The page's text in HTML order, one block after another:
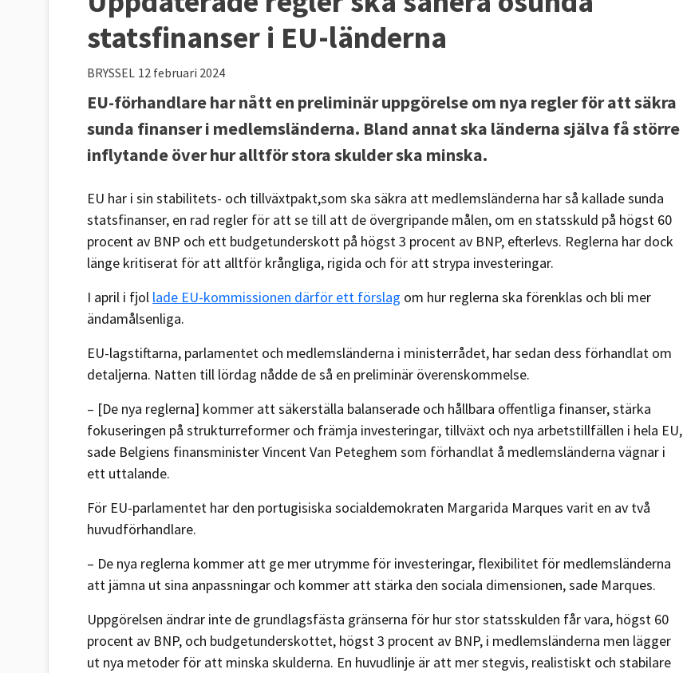
statsfinanser i EU-länderna
BRYSSEL 12 februari 2024
EU-förhandlare har nått en preliminär uppgörelse om nya regler för att säkra
sunda finanser i medlemsländerna. Bland annat ska länderna själva få större
inflytande över hur alltför stora skulder ska minska.
EU har i sin stabilitets- och tillväxtpakt,som ska säkra att medlemsländerna har så kallade sunda
statsfinanser, en rad regler för att se till att de övergripande målen, om en statsskuld på högst 60
procent av BNP och ett budgetunderskott på högst 3 procent av BNP, efterlevs. Reglerna har dock
länge kritiserat för att alltför krångliga, rigida och för att strypa investeringar.
I april i fjol lade EU-kommissionen därför ett förslag om hur reglerna ska förenklas och bli mer
ändamålsenliga.
EU-lagstiftarna, parlamentet och medlemsländerna i ministerrådet, har sedan dess förhandlat om
detaljerna. Natten till lördag nådde de så en preliminär överenskommelse.
– [De nya reglerna] kommer att säkerställa balanserade och hållbara offentliga finanser, stärka
fokuseringen på strukturreformer och främja investeringar, tillväxt och nya arbetstillfällen i hela EU,
sade Belgiens finansminister Vincent Van Peteghem som förhandlat å medlemsländerna vägnar i
ett uttalande.
För EU-parlamentet har den portugisiska socialdemokraten Margarida Marques varit en av två
huvudförhandlare.
– De nya reglerna kommer att ge mer utrymme för investeringar, flexibilitet för medlemsländerna
att jämna ut sina anpassningar och kommer att stärka den sociala dimensionen, sade Marques.
Uppgörelsen ändrar inte de grundlagsfästa gränserna för hur stor statsskulden får vara, högst 60
procent av BNP, och budgetunderskottet, högst 3 procent av BNP, i medlemsländerna men lägger
ut nya metoder för att minska skulderna. En huvudlinje är att mer stegvis, realistiskt och stabilare